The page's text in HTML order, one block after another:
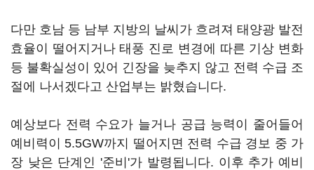
다만 호남 등 남부 지방의 날씨가 흐려져 태양광 발전
효율이 떨어지거나 태풍 진로 변경에 따른 기상 변화
등 불확실성이 있어 긴장을 늦추지 않고 전력 수급 조
절에 나서겠다고 산업부는 밝혔습니다.
예상보다 전력 수요가 늘거나 공급 능력이 줄어들어
예비력이 5.5GW까지 떨어지면 전력 수급 경보 중 가
장 낮은 단계인 '준비'가 발령됩니다. 이후 추가 예비